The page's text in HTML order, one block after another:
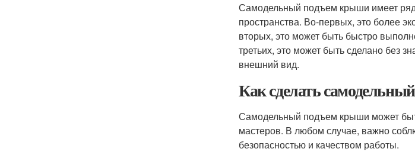
Самодельный подъем крыши имеет
пространства. Во-первых, это более
вторых, это может быть быстро
третьих, это может быть сделано без
внешний вид.
Как сделать
Самодельный подъем крыши может
мастеров. В любом случае, важно
безопасностью и качеством работы.